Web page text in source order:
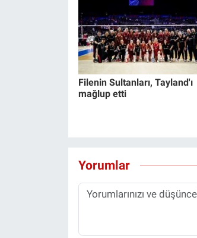
Filenin Sultanları, Tayland'ı
mağlup etti
Yorumlar